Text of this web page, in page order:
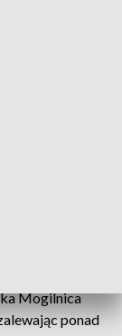
Mogilnica
ponad